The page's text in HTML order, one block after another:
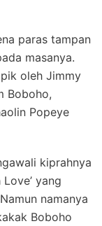
paras tampan
masanya.
oleh Jimmy
Boboho,
Popeye
kiprahnya
yang
namanya
Boboho